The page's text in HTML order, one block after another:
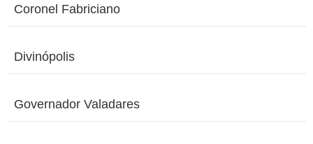
Coronel Fabriciano
Divinópolis
Governador Valadares